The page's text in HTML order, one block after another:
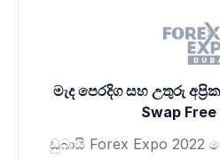
මැද පෙරදිග සහ උතුරු
Swap
ඩුබායි Forex Expo